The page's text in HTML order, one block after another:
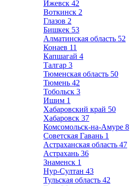
Ижевск 42
Воткинск 2
Глазов 2
Бишкек 53
Алматинская область 52
Конаев 11
Капшагай 4
Талгар 3
Тюменская область 50
Тюмень 42
Тобольск 3
Ишим 1
Хабаровский край 50
Хабаровск 37
Комсомольск-на-Амуре 8
Советская Гавань 1
Астраханская область 47
Астрахань 36
Знаменск 1
Нур-Султан 43
Тульская область 42